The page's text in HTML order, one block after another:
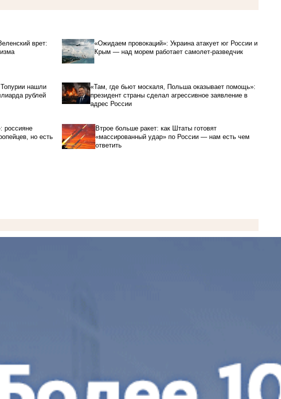
врет:
«Ожидаем провокаций»: Украина атакует юг России и
Крым — над морем работает самолет-разведчик
нашли
рублей
«Там, где бьют москаля, Польша оказывает помощь»:
президент страны сделал агрессивное заявление в
адрес России
россияне
но есть
Втрое больше ракет: как Штаты готовят
«массированный удар» по России — нам есть чем
ответить